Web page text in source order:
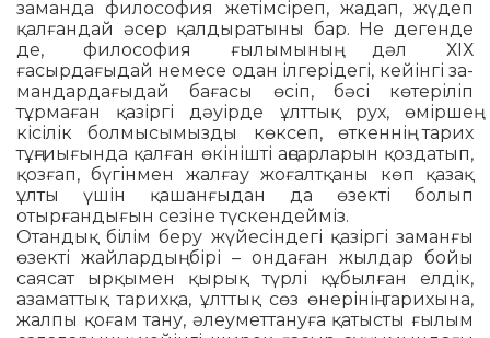
заманда фи­ло­софия жетімсіреп, жадап, жүдеп
қалғандай әсер қалдыратыны бар. Не дегенде
де, философия ғылы­мы­ның дәл ХІХ
ғасырдағыдай не­месе одан ілгерідегі, кейінгі за­
ман­дардағыдай бағасы өсіп, бәсі кө­теріліп
тұрмаған қазіргі дәуірде ұлт­тық рух, өміршең
кісілік бол­мы­сымызды көксеп, өткеннің та­рих
тұңғиығында қалған өкініш­ті аңсарларын қоздатып,
қозғап, бүгінмен жалғау жоғалтқаны көп қа­зақ
ұлты үшін қашанғыдан да өзек­­ті болып
отырғандығын сезіне түс­кендейміз.
Отандық білім беру жүйесіндегі қа­зіргі заманғы
өзекті жайлардың бірі – ондаған жылдар бойы
саясат ыр­қымен қырық түрлі құбылған ел­дік,
азаматтық тарихқа, ұлттық сөз өнерінің тарихына,
жалпы қо­ғам тану, әлеуметтануға қатысты ғы­лым